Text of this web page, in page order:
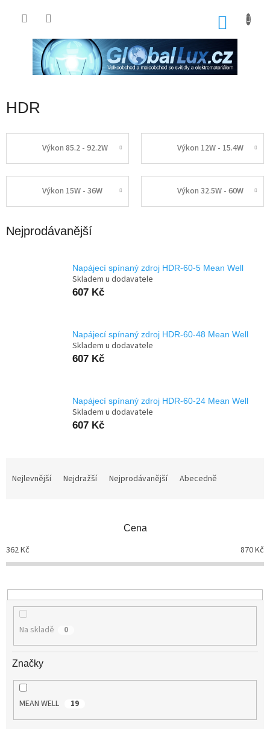
HDR
Výkon 85.2 - 92.2W Výkon 12W - 15.4W
Výkon 15W - 36W Výkon 32.5W - 60W
Nejprodávanější
Napájecí spínaný zdroj HDR-60-5 Mean Well
Skladem u dodavatele
607 Kč
Napájecí spínaný zdroj HDR-60-48 Mean Well
Skladem u dodavatele
607 Kč
Napájecí spínaný zdroj HDR-60-24 Mean Well
Skladem u dodavatele
607 Kč
p
u
Nejlevnější Nejdražší Nejprodávanější Abecedně
Cena
362Kč 870Kč
Na skladě 0
Značky
MEAN WELL 19